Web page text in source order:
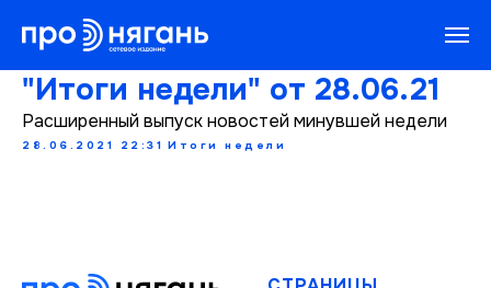
"Итоги недели" от 28.06.21
Расширенный выпуск новостей минувшей недели
28.06.2021 22:31 Итоги недели